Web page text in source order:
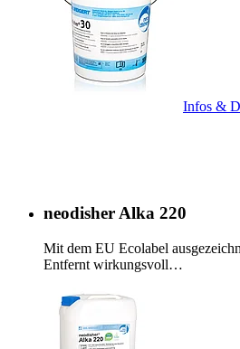
Infos &
neodisher Alka 220
Mit dem EU Ecolabel
Entfernt wirkungsvoll…